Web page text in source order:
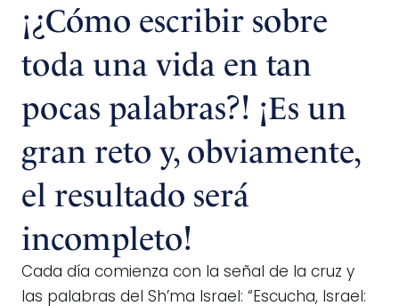
¡¿Cómo escribir sobre
toda una vida en tan
pocas palabras?! ¡Es un
gran reto y, obviamente,
el resultado será
incompleto!
Cada día comienza con la señal de la cruz y
las palabras del Sh’ma Israel: “Escucha, Israel: